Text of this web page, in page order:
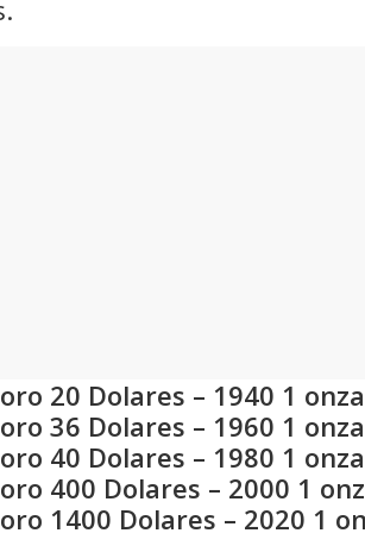
20 Dolares – 1940 1
36 Dolares – 1960 1
40 Dolares – 1980 1
400 Dolares – 2000 1
1400 Dolares – 2020 1